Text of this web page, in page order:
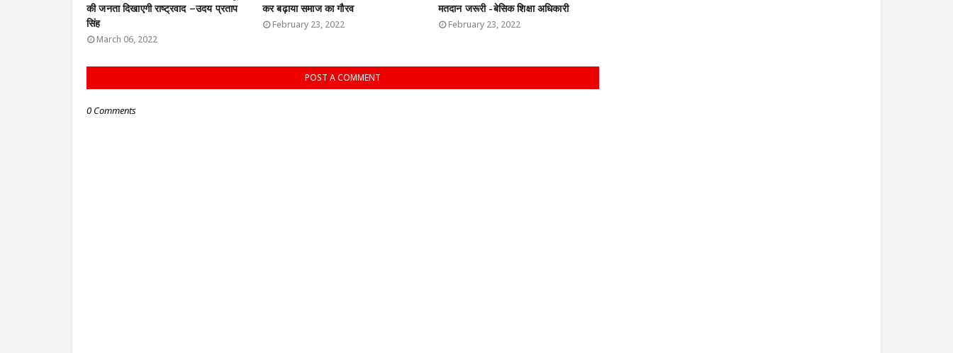
की जनता दिखाएगी राष्ट्रवाद –उदय प्रताप
सिंह
March 06, 2022
कर बढ़ाया समाज का गौरव
February 23, 2022
मतदान जरूरी -बेसिक शिक्षा अधिकारी
February 23, 2022
POST A COMMENT
0 Comments